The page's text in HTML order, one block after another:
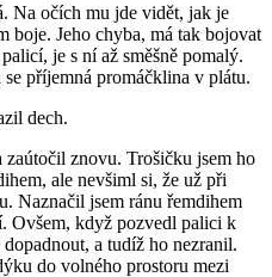
Na očích mu jde vidět, jak je
boje. Jeho chyba, má tak bojovat
je s ní až směšně pomalý.
příjemná promáčklina v plátu.
dech.
znovu. Trošičku jsem ho
ale nevšiml si, že už při
Naznačil jsem ránu řemdihem
Ovšem, když pozvedl palici k
a tudíž ho nezranil.
do volného prostoru mezi